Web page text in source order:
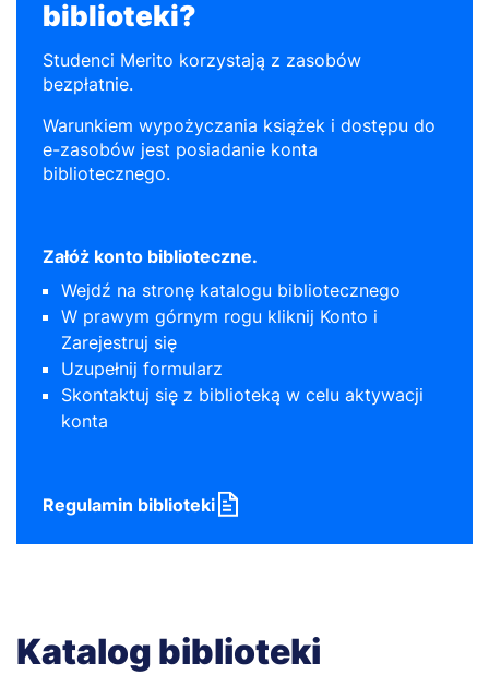
biblioteki?
Studenci Merito korzystają z zasobów
bezpłatnie.
Warunkiem wypożyczania książek i dostępu do
e-zasobów jest posiadanie konta
bibliotecznego.
Załóż konto biblioteczne.
Wejdź na stronę katalogu bibliotecznego
W prawym górnym rogu kliknij Konto i
Zarejestruj się
Uzupełnij formularz
Skontaktuj się z biblioteką w celu aktywacji
konta
Regulamin biblioteki
Katalog biblioteki